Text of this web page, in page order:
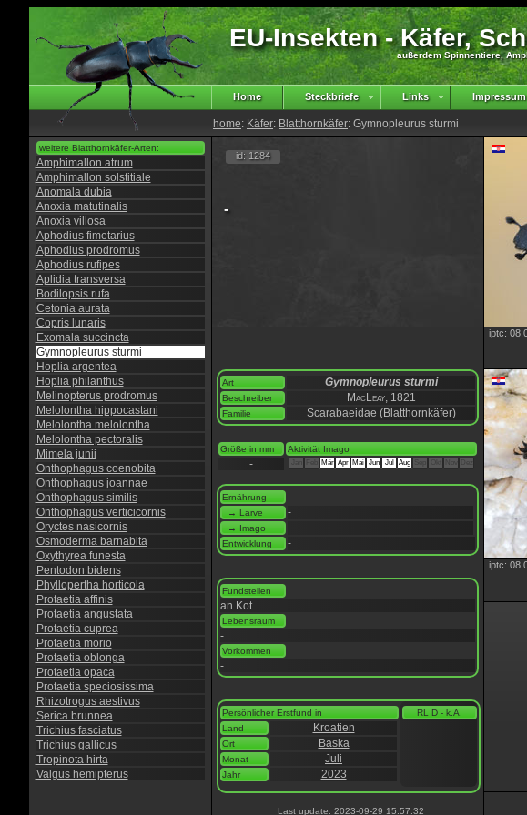
EU-Insekten - Käfer,
außerdem Spinnentiere,
Home Steckbriefe Links Impressum
home: Käfer: Blatthornkäfer: Gymnopleurus sturmi
weitere Blatthornkäfer-Arten:
Amphimallon atrum
Amphimallon solstitiale
Anomala dubia
Anoxia matutinalis
Anoxia villosa
Aphodius fimetarius
Aphodius prodromus
Aphodius rufipes
Aplidia transversa
Bodilopsis rufa
Cetonia aurata
Copris lunaris
Exomala succincta
Gymnopleurus sturmi
Hoplia argentea
Hoplia philanthus
Melinopterus prodromus
Melolontha hippocastani
Melolontha melolontha
Melolontha pectoralis
Mimela junii
Onthophagus coenobita
Onthophagus joannae
Onthophagus similis
Onthophagus verticicornis
Oryctes nasicornis
Osmoderma barnabita
Oxythyrea funesta
Pentodon bidens
Phyllopertha horticola
Protaetia affinis
Protaetia angustata
Protaetia cuprea
Protaetia morio
Protaetia oblonga
Protaetia opaca
Protaetia speciosissima
Rhizotrogus aestivus
Serica brunnea
Trichius fasciatus
Trichius gallicus
Tropinota hirta
Valgus hemipterus
id: 1284
-
Art Gymnopleurus sturmi
Beschreiber MacLeay, 1821
Familie Scarabaeidae (Blatthornkäfer)
Größe in mm Aktivität Imago
- Mär Apr Mai Jun Jul Aug
Ernährung
→ Larve
-
→ Imago -
Entwicklung -
Fundstellen
an Kot
Lebensraum
-
Vorkommen
-
Persönlicher Erstfund in
Land
Kroatien
Ort Baska
Monat Juli
Jahr 2023
RL D - k.A.
Last update: 2023-09-29 15:57:32
iptc:
iptc: